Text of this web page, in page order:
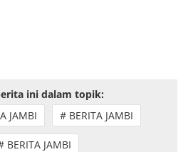
ini dalam topik:
JAMBI # BERITA JAMBI
BERITA JAMBI